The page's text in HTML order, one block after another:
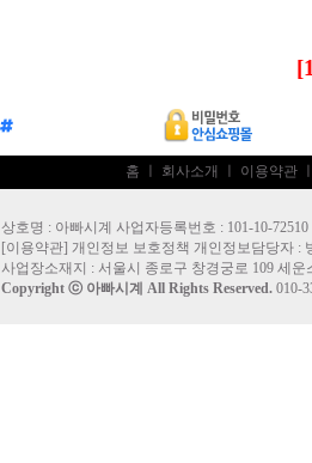
홈 회사소개 이용약관
상호명 : 아빠시계 사업자등록번호 : 101-10-72510
[이용약관] 개인정보 보호정책 개인정보담당자 :
사업장소재지 : 서울시 종로구 창경궁로 109 세
Copyright ⓒ 아빠시계 All Rights Reserved. 010-